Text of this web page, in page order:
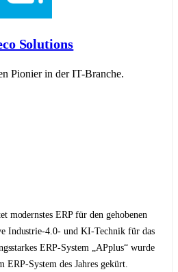
Solutions
Pionier in der IT-Branche.
modernstes ERP für den gehobenen
Industrie-4.0- und KI-Technik für das
ERP-System „APplus“ wurde
ERP-System des Jahres gekürt.